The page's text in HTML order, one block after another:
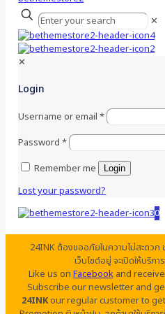
✕
✕
Login
Username or email*
Password*
Remember me
Login
Lost your password?
0
24INK ต้องขออภัยในความไม่สะดวก
เว็บไซต์อยู่ จะเปิดให้บริกา
Like us onFacebookand
Subscribe our newsletter and
24INKour regular customer to